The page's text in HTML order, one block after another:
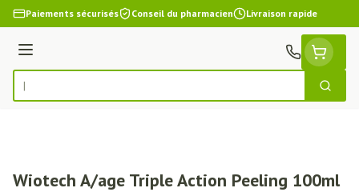
Aller au contenu
Paiements sécurisés Conseil du pharmacien Livraison rapide
Menu
Rechercher
Wiotech A/age Triple Action Peeling 100ml